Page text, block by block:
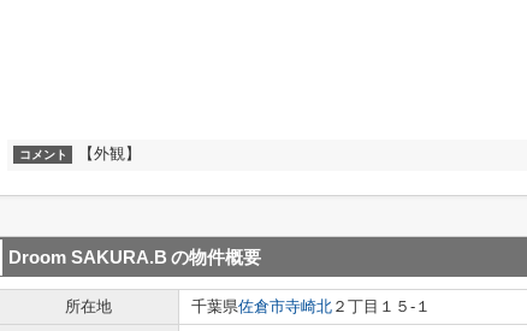
コメント 【外観】
Droom SAKURA.B の物件概要
所在地 千葉県佐倉市寺崎北 ２丁目１５-１